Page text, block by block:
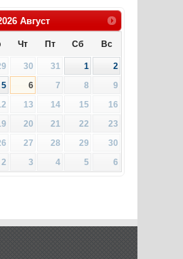
Август
Чт Пт Сб Вс
30 31 1
2
5 6 7 8
9
13 14 15
16
20 21 22
23
27 28 29
30
2 3 4 5 6